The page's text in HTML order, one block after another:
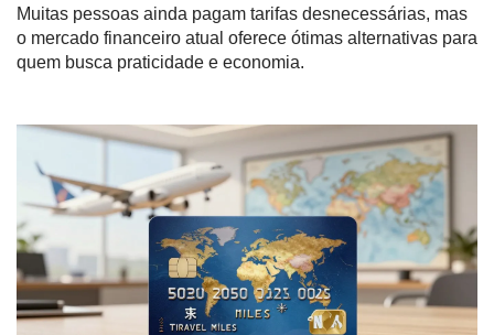
Muitas pessoas ainda pagam tarifas desnecessárias, mas
o mercado financeiro atual oferece ótimas alternativas para
quem busca praticidade e economia.